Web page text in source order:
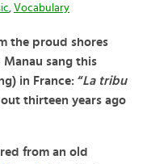
, Vocabulary
the proud shores
sang this
in France: “La tribu
thirteen years ago
from an old